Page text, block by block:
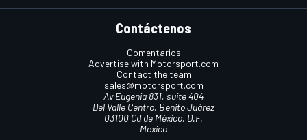
Contáctenos
Comentarios
Advertise with Motorsport.com
Contact the team
sales@motorsport.com
Av Eugenia 831, suite 404
Del Valle Centro, Benito Juárez
03100 Cd de México, D.F.
Mexico